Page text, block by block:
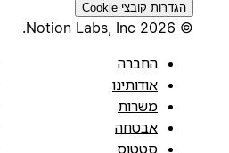
הגדרות קובצי Cookie
© 2026 Notion Labs, Inc.
החברה
אודותינו
משרות
אבטחה
סטטוס